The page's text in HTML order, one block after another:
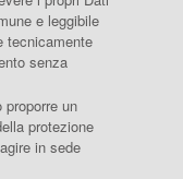
e leggibile
tecnicamente
senza
proporre un
protezione
in sede